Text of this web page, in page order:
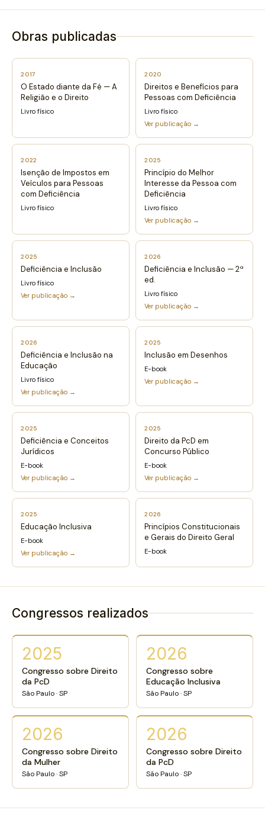
Obras publicadas
2017
O Estado diante da Fé — A
Religião e o Direito
Livro físico
2020
Direitos e Benefícios para
Pessoas com Deficiência
Livro físico
Ver publicação →
2022
Isenção de Impostos em
Veículos para Pessoas
com Deficiência
Livro físico
2025
Princípio do Melhor
Interesse da Pessoa com
Deficiência
Livro físico
Ver publicação →
2025
Deficiência e Inclusão
Livro físico
Ver publicação →
2026
Deficiência e Inclusão — 2ª
ed.
Livro físico
Ver publicação →
2026
Deficiência e Inclusão na
Educação
Livro físico
Ver publicação →
2025
Inclusão em Desenhos
E-book
Ver publicação →
2025
Deficiência e Conceitos
Jurídicos
E-book
Ver publicação →
2025
Direito da PcD em
Concurso Público
E-book
Ver publicação →
2025
Educação Inclusiva
E-book
Ver publicação →
2026
Princípios Constitucionais
e Gerais do Direito Geral
E-book
Congressos realizados
2025
Congresso sobre Direito
da PcD
São Paulo · SP
2026
Congresso sobre
Educação Inclusiva
São Paulo · SP
2026
Congresso sobre Direito
da Mulher
São Paulo · SP
2026
Congresso sobre Direito
da PcD
São Paulo · SP